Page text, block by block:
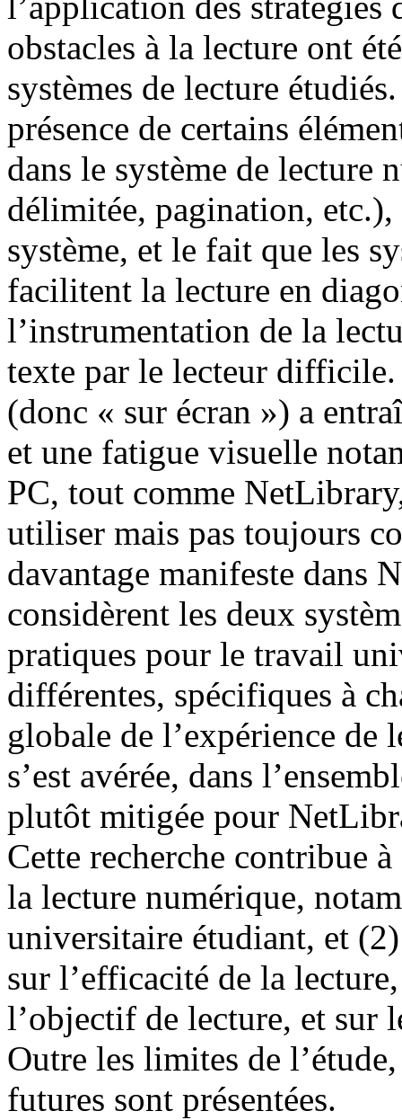
obstacles à la lecture ont
systèmes de lecture
présence de certains
dans le système de lecture
délimitée, pagination,
système, et le fait que les
facilitent la lecture en
l’instrumentation de la
texte par le lecteur
(donc « sur écran ») a
et une fatigue visuelle
PC, tout comme
utiliser mais pas toujours
davantage manifeste dans
considèrent les deux
pratiques pour le travail
différentes, spécifiques à
globale de l’expérience de
s’est avérée, dans
plutôt mitigée pour
Cette recherche contribue
la lecture numérique,
universitaire étudiant, et
sur l’efficacité de la
l’objectif de lecture, et sur
Outre les limites de
futures sont présentées.